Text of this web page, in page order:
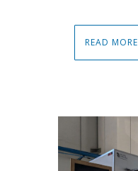
READ MORE